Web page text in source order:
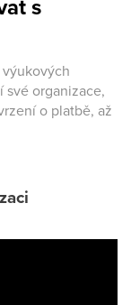
s
organizace,
o platbě, až